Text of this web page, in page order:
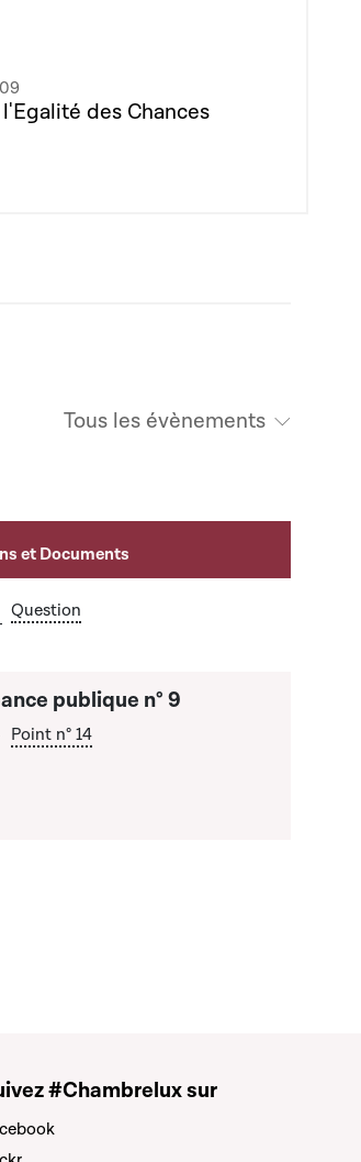
des Chances
Tous les évènements
et Documents
Question
publique n° 9
Point n° 14
#Chambrelux sur